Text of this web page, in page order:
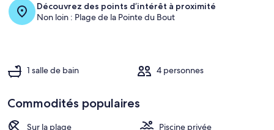
Découvrez des points d’intérêt à proximité
Non loin : Plage de la Pointe du Bout
1 salle de bain 4 personnes
Commodités populaires
Sur la plage
Piscine privée